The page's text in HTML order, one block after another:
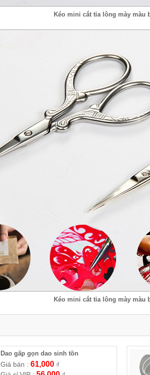
Kéo mini cắt tỉa lông mày màu
Kéo mini cắt tỉa lông mày màu
Dao gấp gọn dao sinh tồn
Giá bán : 61,000₫